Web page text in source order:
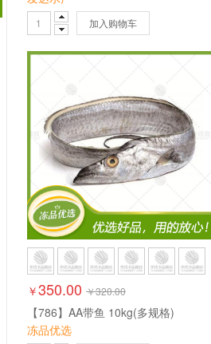
加入购物车
￥350.00 ￥320.00
【786】AA带鱼 10kg(多规格)
冻品优选